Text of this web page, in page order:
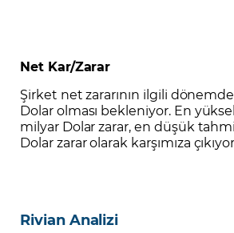
Net Kar/Zarar
Şirket net zararının ilgili
Dolar olması bekleniyor. En
milyar Dolar zarar, en düşük
Dolar zarar olarak karşımıza
Rivian Analizi